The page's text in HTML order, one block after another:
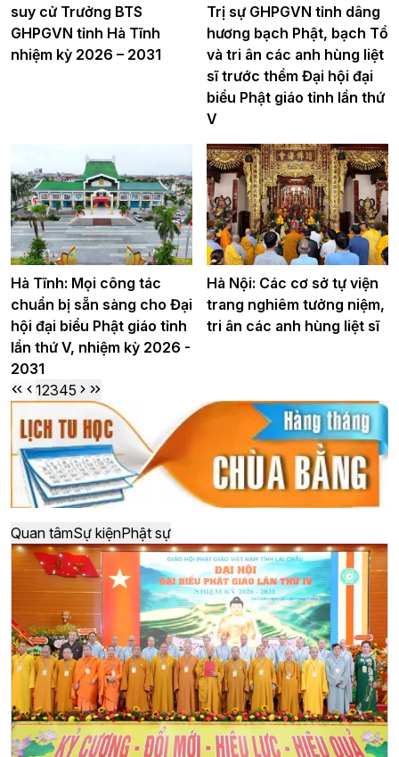
suy cử Trưởng BTS
GHPGVN tỉnh Hà Tĩnh
nhiệm kỳ 2026 – 2031
Trị sự GHPGVN tỉnh dâng
hương bạch Phật, bạch Tổ
và tri ân các anh hùng liệt
sĩ trước thềm Đại hội đại
biểu Phật giáo tỉnh lần thứ
V
Hà Tĩnh: Mọi công tác
chuẩn bị sẵn sàng cho Đại
hội đại biểu Phật giáo tỉnh
lần thứ V, nhiệm kỳ 2026 -
2031
Hà Nội: Các cơ sở tự viện
trang nghiêm tưởng niệm,
tri ân các anh hùng liệt sĩ
12345
Quan tâmSự kiệnPhật sự